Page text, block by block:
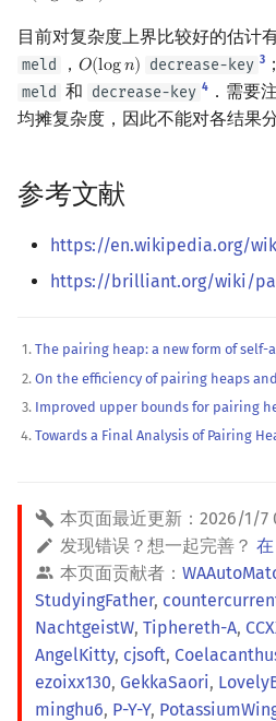
目前对复杂度上界比较好的估计
meld ， 𝑂(log𝑛)
O(logn) decrease-key 3
meld 和 decrease-key 4 ．需要
均摊复杂度，因此不能对各结果
参考文献
https://en.wikipedia.org/
https://brilliant.org/wiki/
The pairing heap: a new form of self-
On the efficiency of pairing heaps
Improved upper bounds for pairing
Towards a Final Analysis of Pairing
本页面最近更新： 2026/1/7
发现错误？想一起完善？
本页面贡献者：
StudyingFather,
NachtgeistW, Tiphereth-A,
AngelKitty, cjsoft,
ezoixx130, GekkaSaori,
minghu6, P-Y-Y,